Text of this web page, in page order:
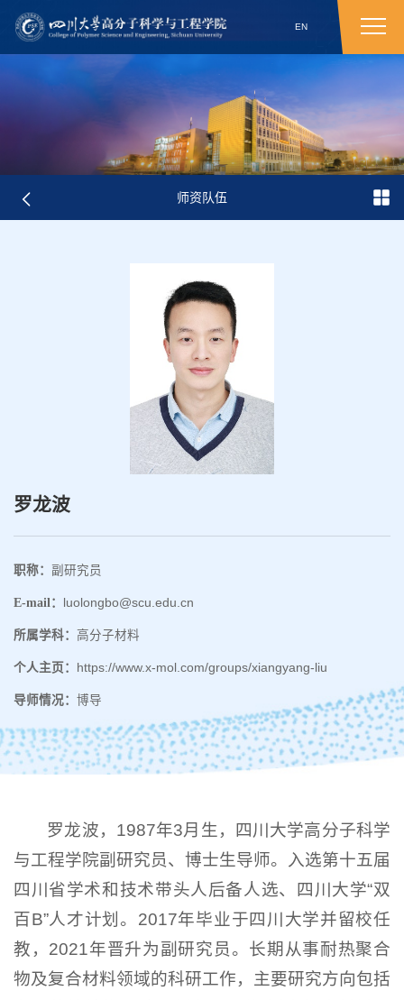
EN
师资队伍
罗龙波
职称： 副研究员
E-mail： luolongbo@scu.edu.cn
所属学科： 高分子材料
个人主页： https://www.x-mol.com/groups/xiangyang-liu
导师情况： 博导
罗龙波，1987年3月生，四川大学高分子科学
与工程学院副研究员、博士生导师。入选第十五届
四川省学术和技术带头人后备人选、四川大学“双
百B”人才计划。2017年毕业于四川大学并留校任
教，2021年晋升为副研究员。长期从事耐热聚合
物及复合材料领域的科研工作，主要研究方向包括